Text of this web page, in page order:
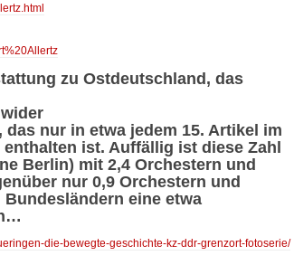
zu Ostdeutschland, das
nur in etwa jedem 15. Artikel im
ist. Auffällig ist diese Zahl
Berlin) mit 2,4 Orchestern und
nur 0,9 Orchestern und
eine etwa
die-bewegte-geschichte-kz-ddr-grenzort-fotoserie/